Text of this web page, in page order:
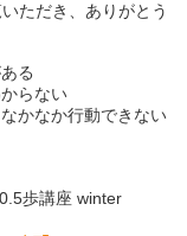
ただき、ありがとう
る
らない
かなか行動できない
歩講座 winter